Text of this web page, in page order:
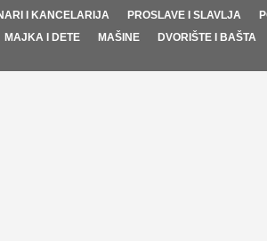
I KANCELARIJA PROSLAVE I SLAVLJA
MAJKA I DETE MAŠINE DVORIŠTE I BAŠTA